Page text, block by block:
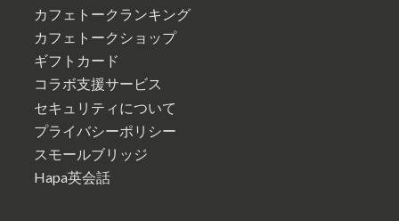
カフェトークランキング
カフェトークショップ
ギフトカード
コラボ支援サービス
セキュリティについて
プライバシーポリシー
スモールブリッジ
Hapa英会話